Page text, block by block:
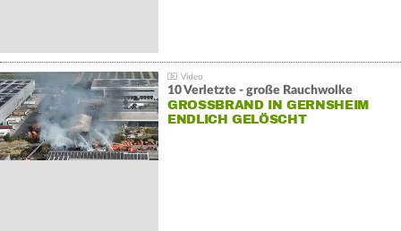
10 Verletzte - große Rauchwolke
GROSSBRAND IN GERNSHEIM E
NDLICH GELÖSCHT